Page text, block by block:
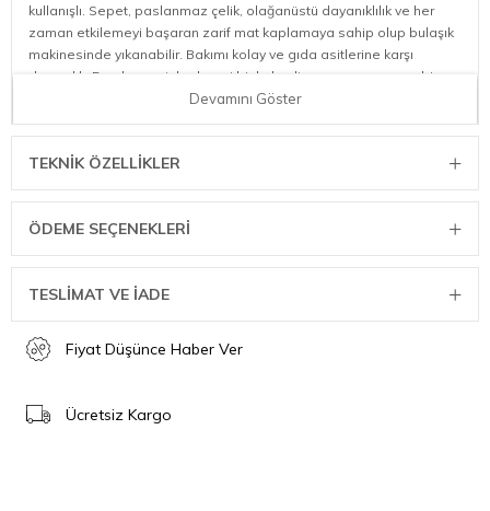
kullanışlı. Sepet, paslanmaz çelik, olağanüstü dayanıklılık ve her
zaman etkilemeyi başaran zarif mat kaplamaya sahip olup bulaşık
makinesinde yıkanabilir. Bakımı kolay ve gıda asitlerine karşı
dayanıklı. Bu şık sepet, herhangi bir kahvaltı masasına çarpıcı bir
Devamını Göster
TEKNIK ÖZELLIKLER
ÖDEME SEÇENEKLERI
TESLİMAT VE İADE
Fiyat Düşünce Haber Ver
Ücretsiz Kargo